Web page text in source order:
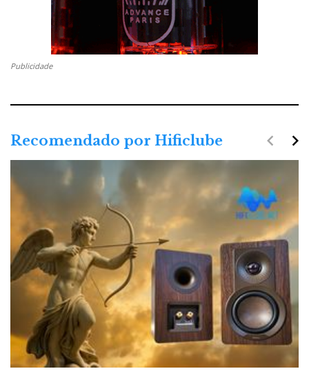
Publicidade
Recomendado por Hificlube navigate_next
navigate_before